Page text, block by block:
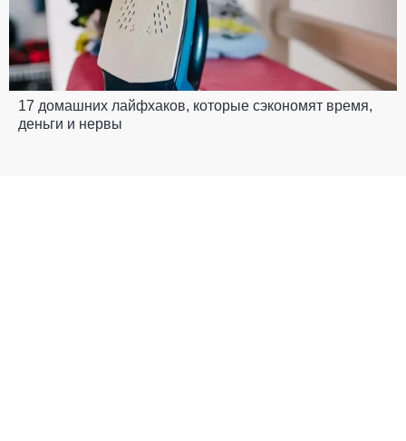
17 домашних лайфхаков, которые сэкономят время,
деньги и нервы